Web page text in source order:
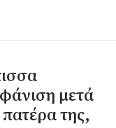
μετά
της,